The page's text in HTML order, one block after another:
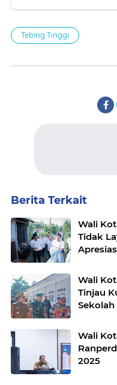
Tebing Tinggi
Berita Terkait
Wali
Tidak
Wali
Tinjau
Wali
2025